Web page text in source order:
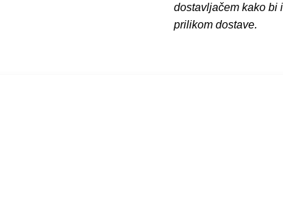
dostavljačem kako bi
prilikom dostave.